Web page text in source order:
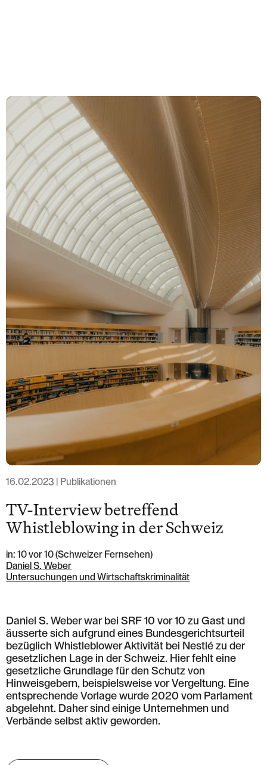
Team
News & Insights
Über uns
Karriere
Kontakt Zürich
Löwenstrasse 1
M: zh@barandun-law.ch
Kontakt Zug
Bahnhofstrasse 17
6300 Zug
T: +41 41 349 56 56
M: zg@barandun-law.ch
DATENSCHUTZLINKEDIN
16.02.2023 | Publikationen
TV-Interview betreffend
Whistleblowing in der Schweiz
in: 10 vor 10 (Schweizer Fernsehen)
Daniel S. Weber
Untersuchungen und Wirtschaftskriminalität
Daniel S. Weber war bei SRF 10 vor 10 zu Gast und
äusserte sich aufgrund eines Bundesgerichtsurteil
bezüglich Whistleblower Aktivität bei Nestlé zu der
gesetzlichen Lage in der Schweiz. Hier fehlt eine
gesetzliche Grundlage für den Schutz von
Hinweisgebern, beispielsweise vor Vergeltung. Eine
entsprechende Vorlage wurde 2020 vom Parlament
abgelehnt. Daher sind einige Unternehmen und
Verbände selbst aktiv geworden.